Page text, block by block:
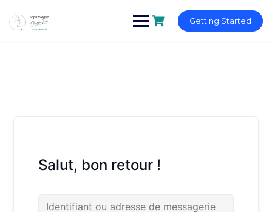
content
Getting Started
Salut, bon retour !